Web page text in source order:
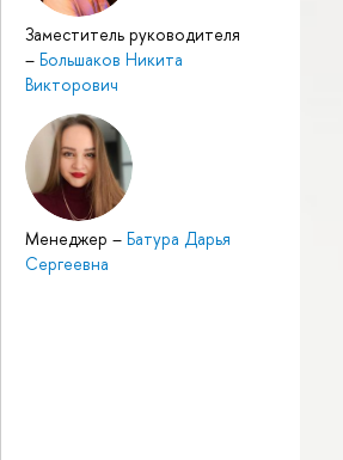
Заместитель руководителя
– Большаков Никита
Викторович
Менеджер – Батура Дарья
Сергеевна